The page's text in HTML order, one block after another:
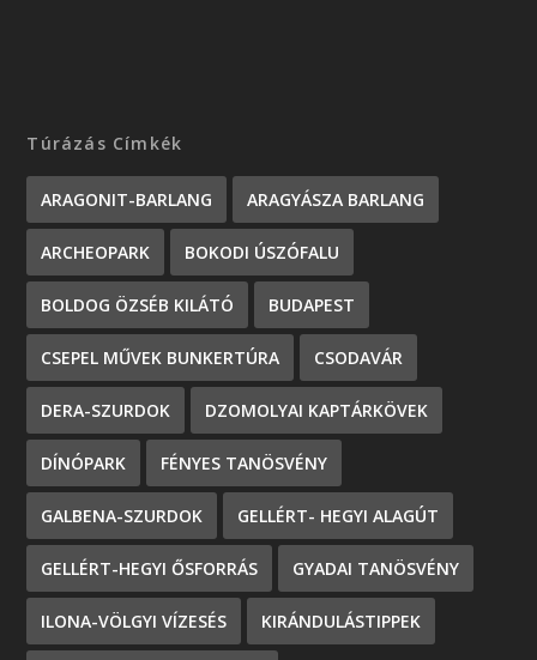
Túrázás Címkék
ARAGONIT-BARLANG ARAGYÁSZA BARLANG
ARCHEOPARK BOKODI ÚSZÓFALU
BOLDOG ÖZSÉB KILÁTÓ BUDAPEST
CSEPEL MŰVEK BUNKERTÚRA CSODAVÁR
DERA-SZURDOK DZOMOLYAI KAPTÁRKÖVEK
DÍNÓPARK FÉNYES TANÖSVÉNY
GALBENA-SZURDOK GELLÉRT- HEGYI ALAGÚT
GELLÉRT-HEGYI ŐSFORRÁS GYADAI TANÖSVÉNY
ILONA-VÖLGYI VÍZESÉS KIRÁNDULÁSTIPPEK